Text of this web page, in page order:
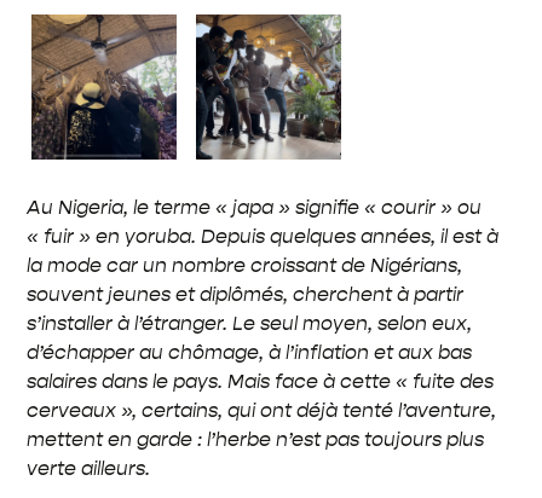
Au Nigeria, le terme « japa » signifie « courir » ou
« fuir » en yoruba. Depuis quelques années, il est à
la mode car un nombre croissant de Nigérians,
souvent jeunes et diplômés, cherchent à partir
s’installer à l’étranger. Le seul moyen, selon eux,
d’échapper au chômage, à l’inflation et aux bas
salaires dans le pays. Mais face à cette « fuite des
cerveaux », certains, qui ont déjà tenté l’aventure,
mettent en garde : l’herbe n’est pas toujours plus
verte ailleurs.